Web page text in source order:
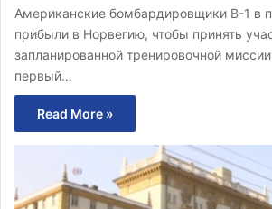
Американские бомбардировщики B-1 в
прибыли в Норвегию, чтобы принять
запланированной тренировочной
первый…
Read More »